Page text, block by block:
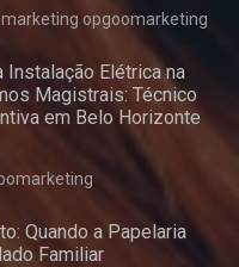
opgoomarketing
Elétrica na
Magistrais: Técnico
em Belo Horizonte
Quando a Papelaria
Familiar